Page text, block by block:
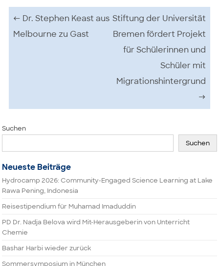
Beitrags-Navigation
← Dr. Stephen Keast aus
Melbourne zu Gast
Stiftung der Universität
Bremen fördert Projekt
für Schülerinnen und
Schüler mit
Migrationshintergrund
→
Suchen
Suchen
Neueste Beiträge
Hydrocamp 2026: Community-Engaged Science Learning at Lake
Rawa Pening, Indonesia
Reisestipendium für Muhamad Imaduddin
PD Dr. Nadja Belova wird Mit-Herausgeberin von Unterricht
Chemie
Bashar Harbi wieder zurück
Sommersymposium in München